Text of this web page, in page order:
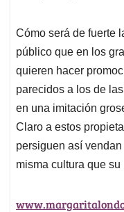
Cómo será de fuerte
público que en los
quieren hacer
parecidos a los de
en una imitación
Claro a estos
persiguen así
misma cultura que